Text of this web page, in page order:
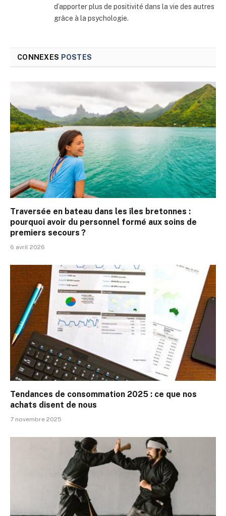
d’apporter plus de positivité dans la vie des autres
grâce à la psychologie.
CONNEXES POSTES
Traversée en bateau dans les îles bretonnes :
pourquoi avoir du personnel formé aux soins de
premiers secours ?
6 avril 2026
Tendances de consommation 2025 : ce que nos
achats disent de nous
7 novembre 2025